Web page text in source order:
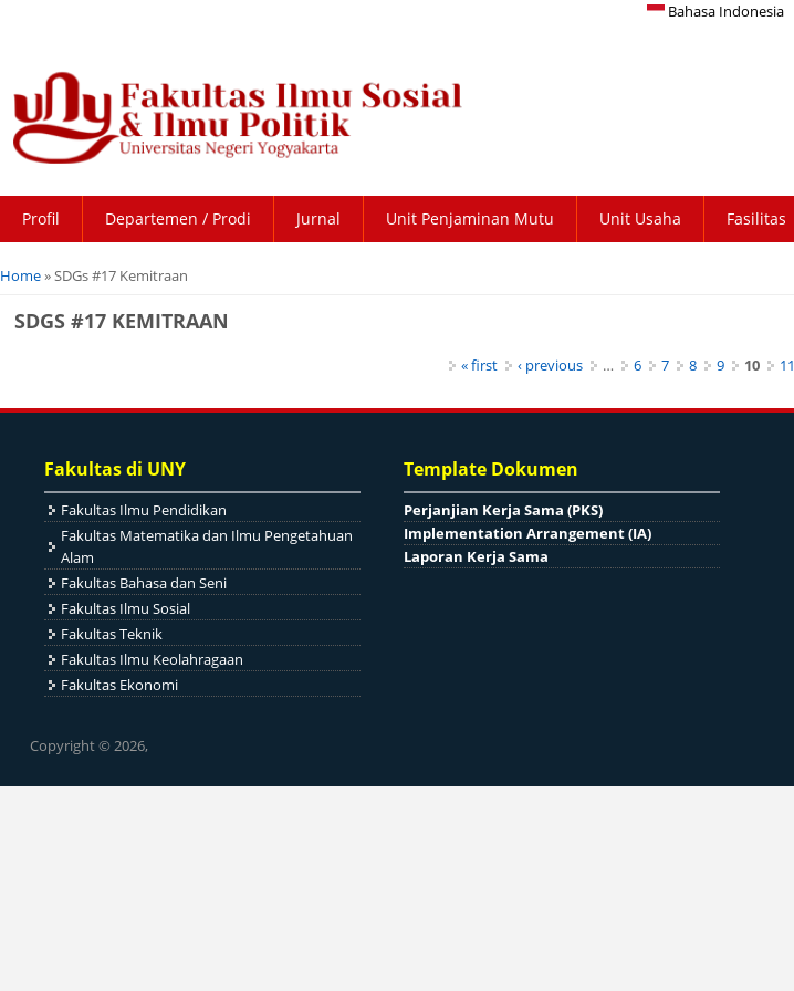
Bahasa Indonesia
Profil Departemen / Prodi Jurnal Unit Penjaminan Mutu Unit Usaha Fasilitas
You are here
Home» SDGs #17 Kemitraan
SDGS #17 KEMITRAAN
« first ‹ previous … 6 7 8 9 10 11
Fakultas di UNY
Fakultas Ilmu Pendidikan
Fakultas Matematika dan Ilmu Pengetahuan
Alam
Fakultas Bahasa dan Seni
Fakultas Ilmu Sosial
Fakultas Teknik
Fakultas Ilmu Keolahragaan
Fakultas Ekonomi
Template Dokumen
Perjanjian Kerja Sama (PKS)
Implementation Arrangement (IA)
Laporan Kerja Sama
Copyright © 2026,